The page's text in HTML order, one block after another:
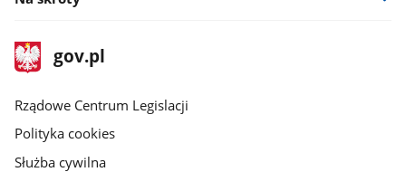
stopka
gov.plStrona
gov.pl
Rządowe Centrum Legislacji
Polityka cookies
Służba cywilna